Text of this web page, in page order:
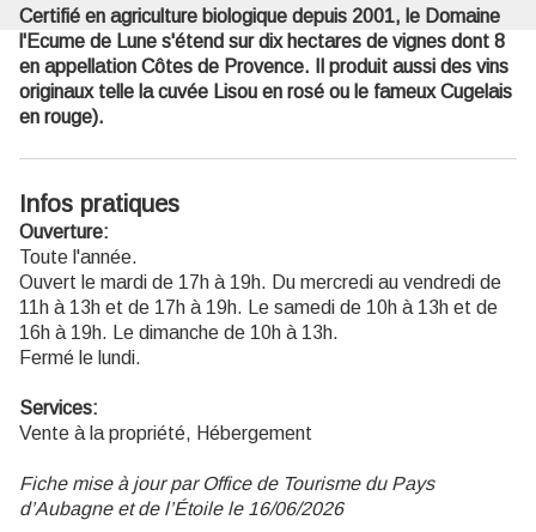
Certifié en agriculture biologique depuis 2001, le Domaine
l'Ecume de Lune s'étend sur dix hectares de vignes dont 8
en appellation Côtes de Provence. Il produit aussi des vins
originaux telle la cuvée Lisou en rosé ou le fameux Cugelais
en rouge).
Infos pratiques
Ouverture:
Toute l'année.
Ouvert le mardi de 17h à 19h. Du mercredi au vendredi de
11h à 13h et de 17h à 19h. Le samedi de 10h à 13h et de
16h à 19h. Le dimanche de 10h à 13h.
Fermé le lundi.
Services:
Vente à la propriété, Hébergement
Fiche mise à jour par Office de Tourisme du Pays
d’Aubagne et de l’Étoile le 16/06/2026